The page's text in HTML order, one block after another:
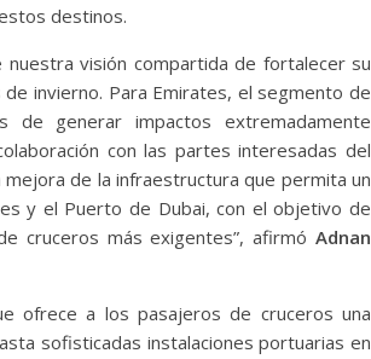
destinos.
nuestra visión compartida de fortalecer su
invierno. Para Emirates, el segmento de
de generar impactos extremadamente
con las partes interesadas del
de la infraestructura que permita un
y el Puerto de Dubai, con el objetivo de
cruceros más exigentes”, afirmó Adnan
ofrece a los pasajeros de cruceros una
sofisticadas instalaciones portuarias en